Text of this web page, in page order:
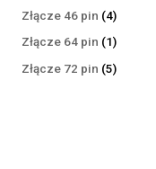
produkty
Złącze 46 pin 44
produkty
Złącze 64 pin 11
produkt
Złącze 72 pin 55